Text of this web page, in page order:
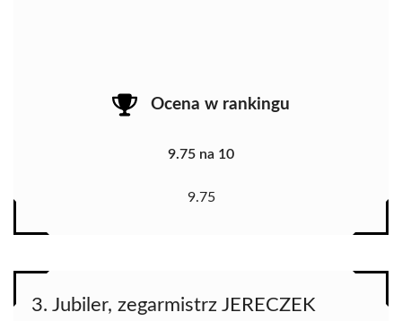
Ocena w rankingu
9.75 na 10
9.75
3. Jubiler, zegarmistrz JERECZEK